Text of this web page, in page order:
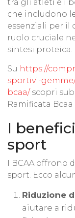
tra gli atleti e i
che includono
essenziali per il
ruolo cruciale
sintesi proteica.
Su https://
sportivi-
bcaa/scopri
Ramificata
I
sport
I BCAA offrono
sport. Ecco
Riduzione
aiutare a